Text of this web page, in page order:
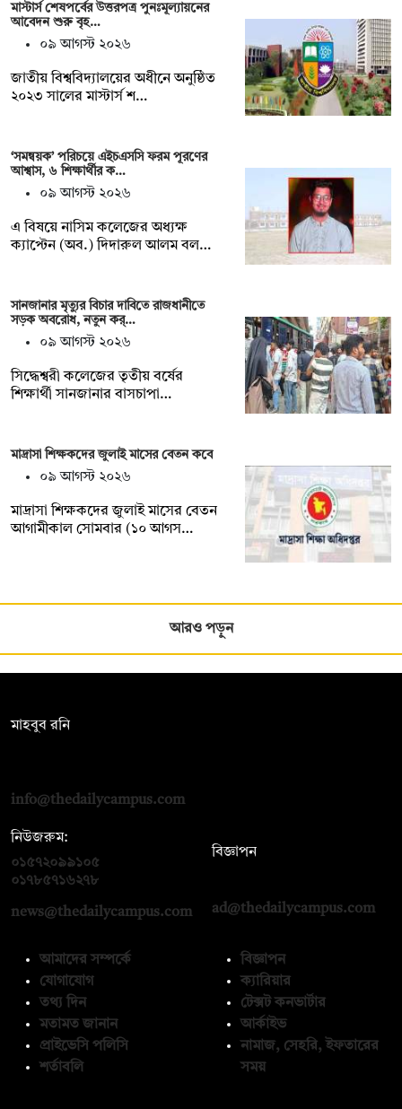
মাস্টার্স শেষপর্বের উত্তরপত্র পুনঃমূল্যায়নের
আবেদন শুরু বৃহ…
০৯ আগস্ট ২০২৬
জাতীয় বিশ্ববিদ্যালয়ের অধীনে অনুষ্ঠিত
২০২৩ সালের মাস্টার্স শ…
‘সমন্বয়ক’ পরিচয়ে এইচএসসি ফরম পূরণের
আশ্বাস, ৬ শিক্ষার্থীর ক…
০৯ আগস্ট ২০২৬
এ বিষয়ে নাসিম কলেজের অধ্যক্ষ
ক্যাপ্টেন (অব.) দিদারুল আলম বল…
সানজানার মৃত্যুর বিচার দাবিতে রাজধানীতে
সড়ক অবরোধ, নতুন কর্…
০৯ আগস্ট ২০২৬
সিদ্ধেশ্বরী কলেজের তৃতীয় বর্ষের
শিক্ষার্থী সানজানার বাসচাপা…
মাদ্রাসা শিক্ষকদের জুলাই মাসের বেতন কবে
০৯ আগস্ট ২০২৬
মাদ্রাসা শিক্ষকদের জুলাই মাসের বেতন
আগামীকাল সোমবার (১০ আগস…
আরও পড়ুন
মাহবুব রনি
info@thedailycampus.com
নিউজরুম:
০১৫৭২০৯৯১০৫
০১৭৮৫৭১৬২৭৮
news@thedailycampus.com
বিজ্ঞাপন
ad@thedailycampus.com
আমাদের সম্পর্কে
যোগাযোগ
তথ্য দিন
মতামত জানান
প্রাইভেসি পলিসি
শর্তাবলি
বিজ্ঞাপন
ক্যারিয়ার
টেক্সট কনভার্টার
আর্কাইভ
নামাজ, সেহরি, ইফতারের
সময়